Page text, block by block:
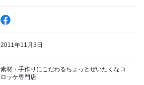
2011年11月3日
素材・手作りにこだわるちょっとぜいたくなコ
ロッケ専門店